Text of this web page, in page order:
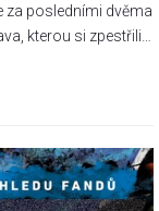
za posledními dvěma
kterou si zpestřili